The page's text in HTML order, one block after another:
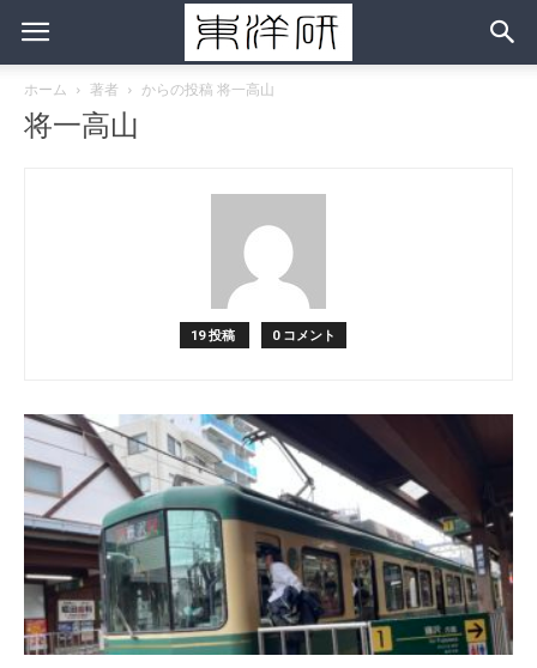
ホーム 著者 からの投稿 将一高山
将一高山
19 投稿 0 コメント